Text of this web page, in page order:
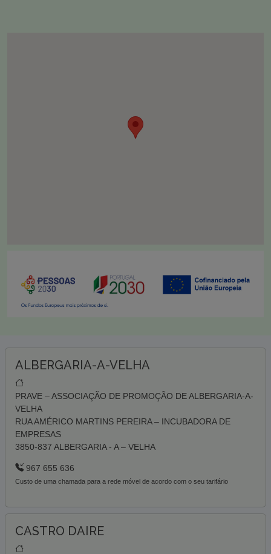
ALBERGARIA-A-VELHA
PRAVE – ASSOCIAÇÃO DE PROMOÇÃO DE ALBERGARIA-A-
VELHA
RUA AMÉRICO MARTINS PEREIRA – INCUBADORA DE
EMPRESAS
3850-837 ALBERGARIA - A – VELHA
967 655 636
Custo de uma chamada para a rede móvel de acordo com o seu tarifário
CASTRO DAIRE